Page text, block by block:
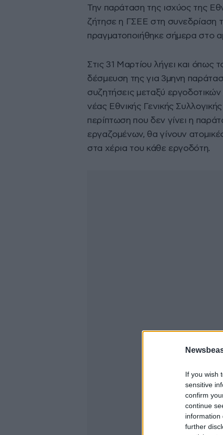
If you wish
sensitive
confirm
continue
information
further
Την παράταση της ισχύος της
ζήτησε η ΓΣΕΕ στη συνεδρίαση
πραγματοποιήθηκε σήμερα στο
Στις 31 Μαρτίου λήγει και όπως
δέσμευση της για 3μηνη
συζητήσεις μεταξύ
νέας Εθνικής Γενικής
περίπτωση που δεν γίνει η
εργαζομένων, θα γίνουν
στα χέρια του κάθε εργοδότη.